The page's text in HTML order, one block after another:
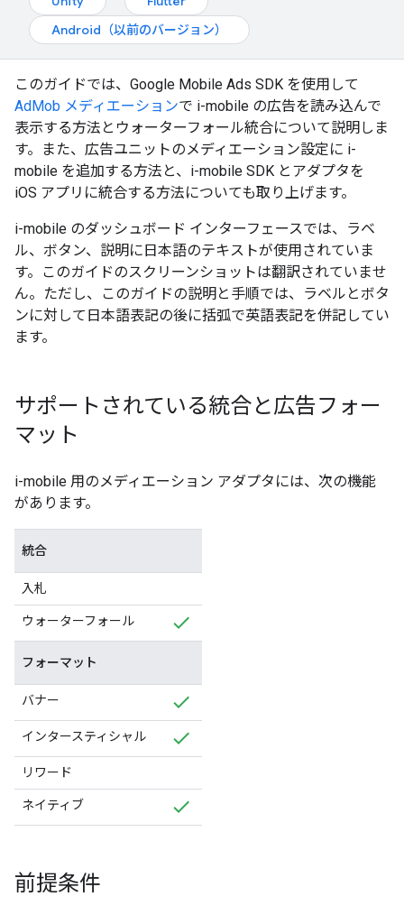
Android（以前のバージョン）
このガイドでは、 Google Mobile Ads SDK を使用して
AdMob メディエーションで i-mobile の広告を読み込んで
表示する方法とウォーターフォール統合について説明しま
す。また、広告ユニットのメディエーション設定に i-
mobile を追加する方法と、i-mobile SDK とアダプタを
iOS アプリに統合する方法についても取り上げます。
i-mobile のダッシュボード インターフェースでは、ラベ
ル、ボタン、説明に日本語のテキストが使用されていま
す。このガイドのスクリーンショットは翻訳されていませ
ん。ただし、このガイドの説明と手順では、ラベルとボタ
ンに対して日本語表記の後に括弧で英語表記を併記してい
ます。
サポートされている統合と広告フォー
マット
i-mobile 用のメディエーション アダプタには、次の機能
があります。
統合
入札
ウォーターフォール
フォーマット
バナー
インタースティシャル
リワード
ネイティブ
前提条件